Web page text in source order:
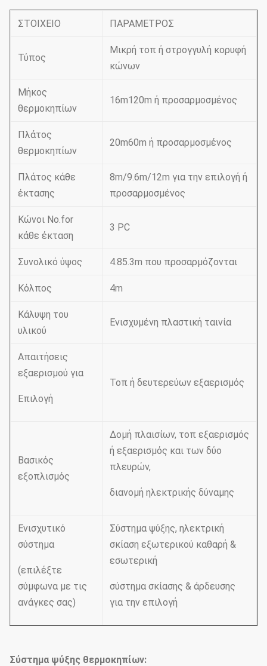
ΣΤΟΙΧΕΙΟ ΠΑΡΑΜΕΤΡΟΣ
Τύπος
Μικρή τοπ ή στρογγυλή κορυφή
κώνων
Μήκος
θερμοκηπίων
16m120m ή προσαρμοσμένος
Πλάτος
θερμοκηπίων
20m60m ή προσαρμοσμένος
Πλάτος κάθε
έκτασης
8m/9.6m/12m για την επιλογή ή
προσαρμοσμένος
Κώνοι No.for
κάθε έκταση
3 PC
Συνολικό ύψος 4.85.3m που προσαρμόζονται
Κόλπος 4m
Κάλυψη του
υλικού
Ενισχυμένη πλαστική ταινία
Απαιτήσεις
εξαερισμού για
Επιλογή
Τοπ ή δευτερεύων εξαερισμός
Βασικός
εξοπλισμός
Δομή πλαισίων, τοπ εξαερισμός
ή εξαερισμός και των δύο
πλευρών,
διανομή ηλεκτρικής δύναμης
Ενισχυτικό
σύστημα
(επιλέξτε
σύμφωνα με τις
ανάγκες σας)
Σύστημα ψύξης, ηλεκτρική
σκίαση εξωτερικού καθαρή &
εσωτερική
σύστημα σκίασης & άρδευσης
για την επιλογή
Σύστημα ψύξης θερμοκηπίων: